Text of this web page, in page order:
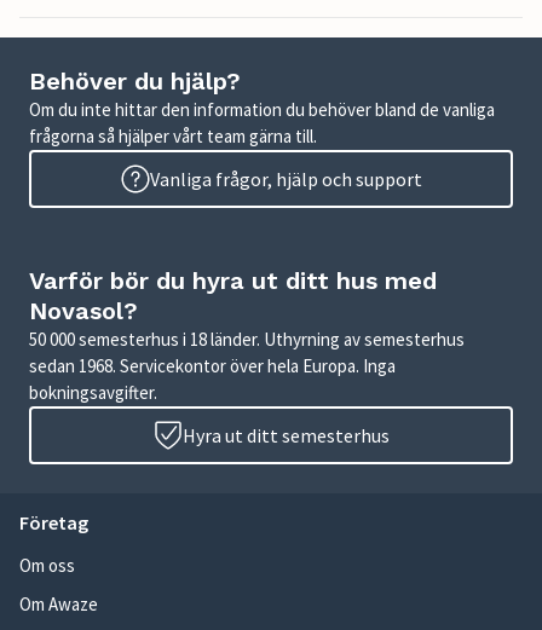
Behöver du hjälp?
Om du inte hittar den information du behöver bland de vanliga
frågorna så hjälper vårt team gärna till.
Vanliga frågor, hjälp och support
Varför bör du hyra ut ditt hus med
Novasol?
50 000 semesterhus i 18 länder. Uthyrning av semesterhus
sedan 1968. Servicekontor över hela Europa. Inga
bokningsavgifter.
Hyra ut ditt semesterhus
Företag
Om oss
Om Awaze